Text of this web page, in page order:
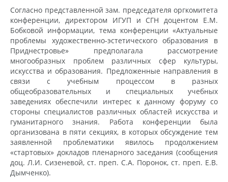
Согласно представленной зам. председателя оргкомитета
конференции, директором ИГУП и СГН доцентом Е.М.
Бобковой информации, тема конференции «Актуальные
проблемы художественно-эстетического образования в
Приднестровье» предполагала рассмотрение
многообразных проблем различных сфер культуры,
искусства и образования. Предложенные направления в
связи с учебным процессом в разных
общеобразовательных и специальных учебных
заведениях обеспечили интерес к данному форуму со
стороны специалистов различных областей искусства и
гуманитарного знания. Работа конференции была
организована в пяти секциях, в которых обсуждение тем
заявленной проблематики явилось продолжением
«стартовых» докладов пленарного заседания (сообщения
доц. Л.И. Сизеневой, ст. преп. С.А. Поронок, ст. преп. Е.В.
Дымченко).